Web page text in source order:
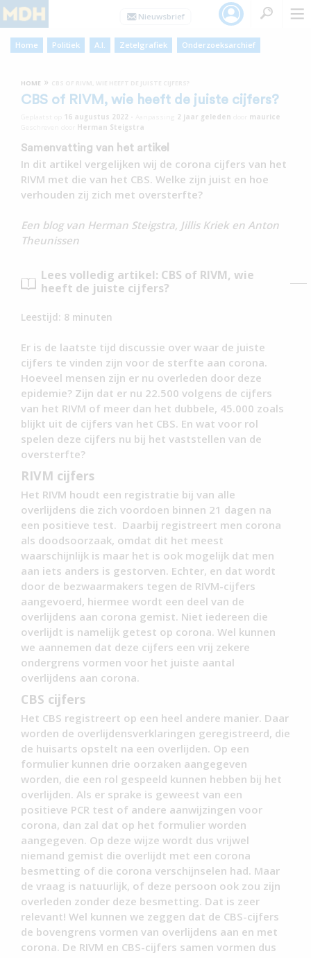
Home Politiek A.I. Zetelgrafiek Onderzoeksarchief
HOME »
CBS of RIVM, wie heeft de juiste cijfers?
16 augustus 2022 2 jaar geleden
maurice
Herman Steigstra
Samenvatting van het artikel
In dit artikel vergelijken wij de corona cijfers van het
RIVM met die van het CBS. Welke zijn juist en hoe
verhouden zij zich met oversterfte?
Een blog van Herman Steigstra, Jillis Kriek en Anton
Theunissen
Lees volledig artikel: CBS of RIVM, wie
heeft de juiste cijfers?
Leestijd: 8 minuten
Er is de laatste tijd discussie over waar de juiste
cijfers te vinden zijn voor de sterfte aan corona.
Hoeveel mensen zijn er nu overleden door deze
epidemie? Zijn dat er nu 22.500 volgens de cijfers
van het RIVM of meer dan het dubbele, 45.000 zoals
blijkt uit de cijfers van het CBS. En wat voor rol
spelen deze cijfers nu bij het vaststellen van de
oversterfte?
RIVM cijfers
Het RIVM houdt een registratie bij van alle
overlijdens die zich voordoen binnen 21 dagen na
een positieve test. Daarbij registreert men corona
als doodsoorzaak, omdat dit het meest
waarschijnlijk is maar het is ook mogelijk dat men
aan iets anders is gestorven. Echter, en dat wordt
door de bezwaarmakers tegen de RIVM-cijfers
aangevoerd, hiermee wordt een deel van de
overlijdens aan corona gemist. Niet iedereen die
overlijdt is namelijk getest op corona. Wel kunnen
we aannemen dat deze cijfers een vrij zekere
ondergrens vormen voor het juiste aantal
overlijdens aan corona.
CBS cijfers
Het CBS registreert op een heel andere manier. Daar
worden de overlijdensverklaringen geregistreerd, die
de huisarts opstelt na een overlijden. Op een
formulier kunnen drie oorzaken aangegeven
worden, die een rol gespeeld kunnen hebben bij het
overlijden. Als er sprake is geweest van een
positieve PCR test of andere aanwijzingen voor
corona, dan zal dat op het formulier worden
aangegeven. Op deze wijze wordt dus vrijwel
niemand gemist die overlijdt met een corona
besmetting of die corona verschijnselen had. Maar
de vraag is natuurlijk, of deze persoon ook zou zijn
overleden zonder deze besmetting. Dat is zeer
relevant! Wel kunnen we zeggen dat de CBS-cijfers
de bovengrens vormen van overlijdens aan en met
corona. De RIVM en CBS-cijfers samen vormen dus